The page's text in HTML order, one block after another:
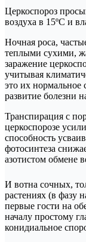
Церкоспороз
воздуха в 15ºС и
Ночная роса,
теплыми сухими,
заражение
учитывая
это их нормальное
развитие болезни
Транспирация с
церкоспорозе
способность
фотосинтеза
азотистом обмене
И вотна сочных,
растениях (в фазу
первые гости на
началу простому
конидиальное